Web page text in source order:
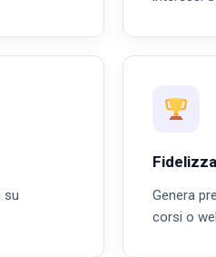
su
Genera
corsi o